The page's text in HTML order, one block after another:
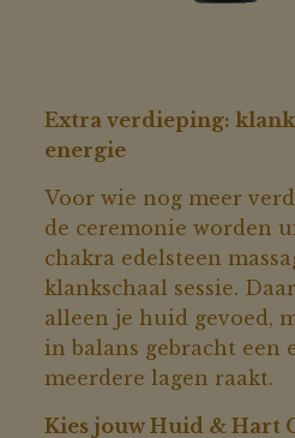
Extra verdieping:
energie
Voor wie nog meer
de ceremonie worden
chakra edelsteen
klankschaal sessie.
alleen je huid gevoed,
in balans gebracht een
meerdere lagen raakt.
Kies jouw Huid & Hart